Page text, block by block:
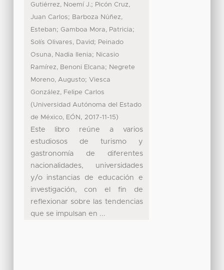
Gutiérrez, Noemí J.; Picón Cruz,
Juan Carlos; Barboza Núñez,
Esteban; Gamboa Mora, Patricia;
Solís Olivares, David; Peinado
Osuna, Nadia Ilenia; Nicasio
Ramírez, Benoni Elcana; Negrete
Moreno, Augusto; Viesca
González, Felipe Carlos
(Universidad Autónoma del Estado
de México, EÓN , 2017-11-15)
Este libro reúne a varios
estudiosos de turismo y
gastronomía de diferentes
nacionalidades, universidades
y/o instancias de educación e
investigación, con el fin de
reflexionar sobre las tendencias
que se impulsan en ...